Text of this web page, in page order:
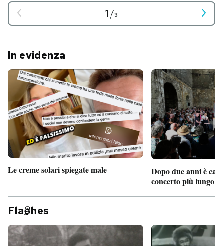
1/3
In evidenza
Le creme solari spiegate male
Dopo due anni è
concerto più lungo
Fla hes